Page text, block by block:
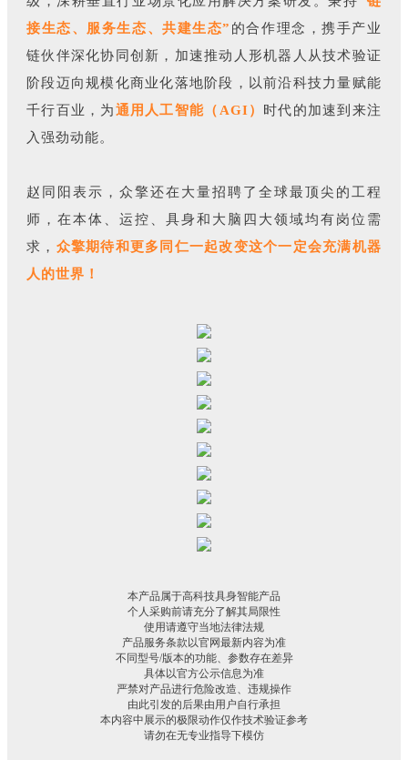
接生态、服务生态、共建生态” 的合作理念，携手产业
链伙伴深化协同创新，加速推动人形机器人从技术验证
阶段迈向规模化商业化落地阶段，以前沿科技力量赋能
千行百业，为通用人工智能（AGI） 时代的加速到来注
入强劲动能。
赵同阳表示，众擎还在大量招聘了全球最顶尖的工程
师，在本体、运控、具身和大脑四大领域均有岗位需
求， 众擎期待和更多同仁一起改变这个一定会充满机器
人的世界！
本产品属于高科技具身智能产品
个人采购前请充分了解其局限性
使用请遵守当地法律法规
产品服务条款以官网最新内容为准
不同型号/版本的功能、参数存在差异
具体以官方公示信息为准
严禁对产品进行危险改造、违规操作
由此引发的后果由用户自行承担
本内容中展示的极限动作仅作技术验证参考
请勿在无专业指导下模仿